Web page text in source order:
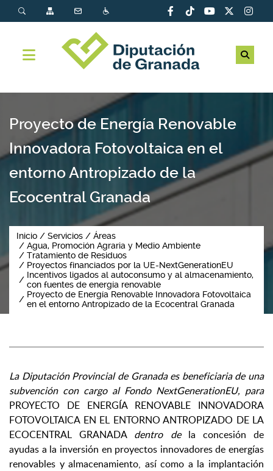
Proyecto de Energía Renovable
Innovadora Fotovoltaica en el
entorno Antropizado de la
Ecocentral Granada
Inicio Servicios
Áreas
Agua, Promoción Agraria y Medio Ambiente
Tratamiento de Residuos
Proyectos financiados por la UE-NextGenerationEU
Incentivos ligados al autoconsumo y al almacenamiento,
con fuentes de energía renovable
Proyecto de Energía Renovable Innovadora Fotovoltaica
en el entorno Antropizado de la Ecocentral Granada
La Diputación Provincial de Granada es beneficiaria de una
subvención con cargo al Fondo NextGenerationEU, para
PROYECTO DE ENERGÍA RENOVABLE INNOVADORA
FOTOVOLTAICA EN EL ENTORNO ANTROPIZADO DE LA
ECOCENTRAL GRANADA dentro de la concesión de
ayudas a la inversión en proyectos innovadores de energías
renovables y almacenamiento, así como a la implantación